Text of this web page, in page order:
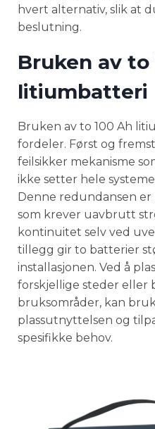
hvert alternativ, slik at
beslutning.
Bruken av to
litiumbatteri
Bruken av to 100 Ah
fordeler. Først og
feilsikker mekanisme
ikke setter hele
Denne redundansen
som krever uavbrutt
kontinuitet selv ved
tillegg gir to batterier
installasjonen. Ved å
forskjellige steder eller
bruksområder, kan
plassutnyttelsen og
spesifikke behov.